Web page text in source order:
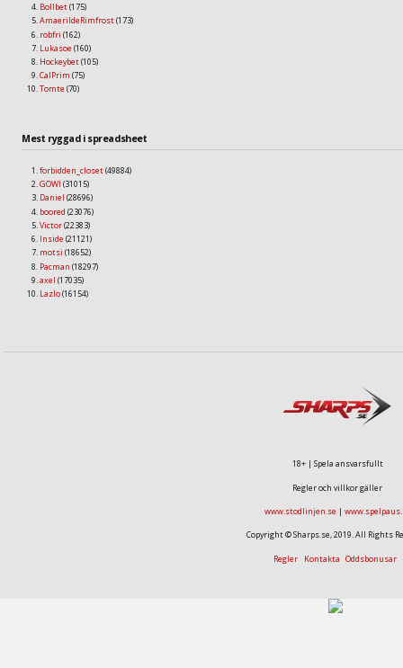
Bollbet(175)
AmaerildeRimfrost(173)
robfri (162)
Lukasoe (160)
Hockeybet(105)
CalPrim (75)
Tomte (70)
Mest ryggad i spreadsheet
forbidden_closet(49884)
GOWI (31015)
Daniel (28696)
boored (23076)
Victor(22383)
Inside (21121)
motsi (18652)
Pacman (18297)
axel (17035)
Lazlo(16154)
18+ | Spela ansvarsfullt
Regler och villkor gäller
www.stodlinjen.se |
Copyright © Sharps.se, 2019. All Rights
Regler Kontakta Oddsbonusar